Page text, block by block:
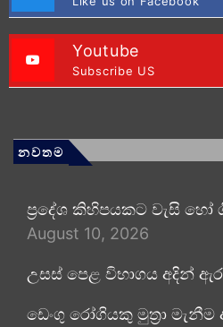
Youtube
Subscribe US
නවතම
ප්‍රදේශ කිහිපයකට වැසි හෝ
August 10, 2026
උසස් පෙළ විභාගය අදින්
ඩෙංගු රෝගියකු ⁣මුත්‍රා